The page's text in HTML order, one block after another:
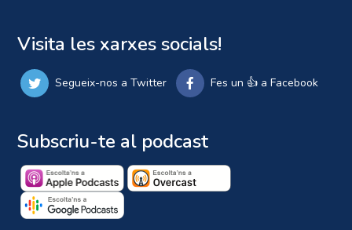
Visita les xarxes socials!
Segueix-nos a Twitter Fes un 👍 a Facebook
Subscriu-te al podcast